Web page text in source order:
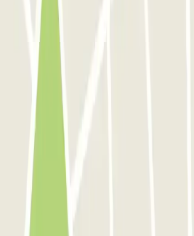
Beaubourg Centre Pompidou
Gare de Lyon
Gare du Nord
Lyon Pullman Tour Eiffel
du Nord
à proximité INDIGO